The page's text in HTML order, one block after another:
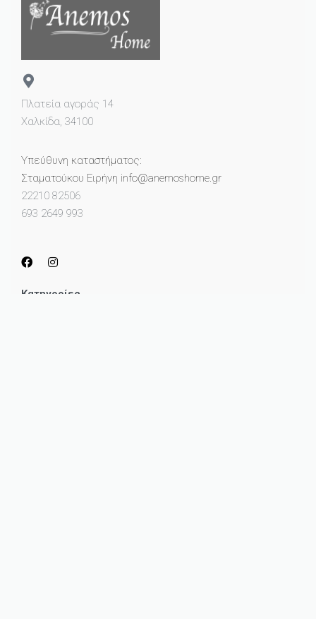
Πλατεία αγοράς 14
Χαλκίδα, 34100
Υπεύθυνη καταστήματος:
Σταματούκου Ειρήνη info@anemoshome.gr
22210 82506
693 2649 993
Κατηγορίες